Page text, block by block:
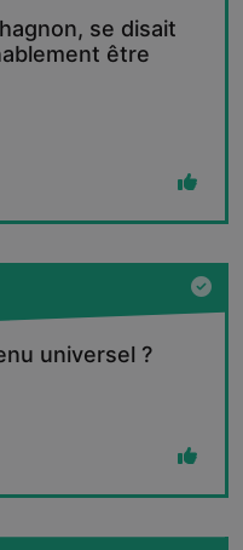
se disait
être
universel ?